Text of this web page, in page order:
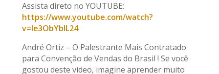
Assista direto no YOUTUBE:
https://www.youtube.com/watch?
v=le3ObYbIL24
André Ortiz – O Palestrante Mais Contratado
para Convenção de Vendas do Brasil ! Se você
gostou deste vídeo, imagine aprender muito